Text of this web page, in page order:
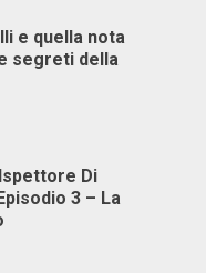
e quella nota
segreti della
Di
3 – La